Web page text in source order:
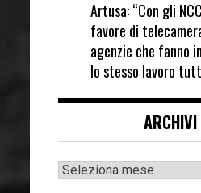
Artusa: “Con gli
favore di
agenzie che fanno
lo stesso lavoro
ARCHIVI